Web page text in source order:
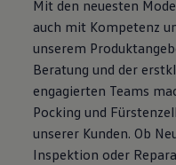
Magazin
Lifestyle
Transport
Familie
Pannen- und
Volkswagen
Mit den neuesten
auch mit Kompetenz
unserem
Beratung und der
engagierten Teams
Pocking und
unserer Kunden. Ob
Inspektion oder